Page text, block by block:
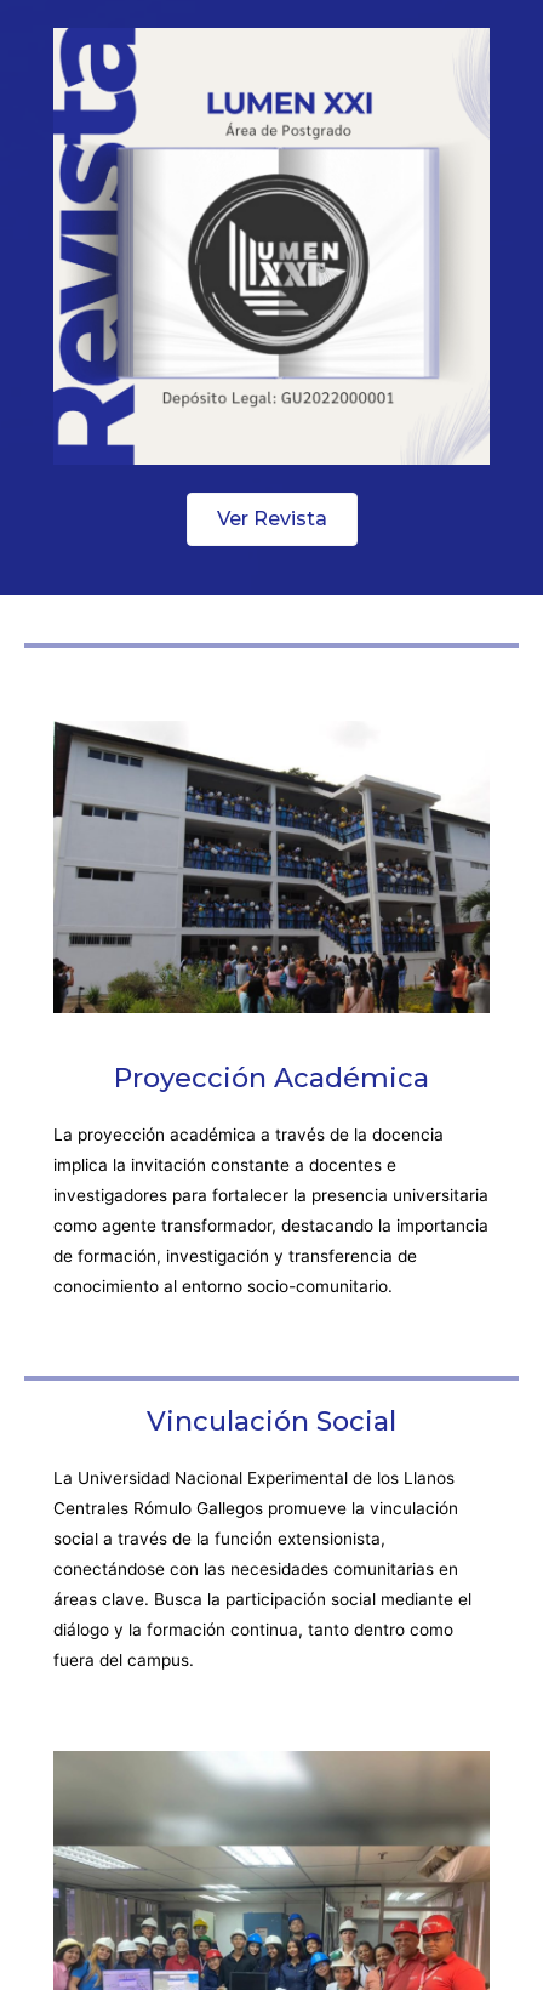
Ver Revista
Proyección Académica
La proyección académica a través de la docencia
implica la invitación constante a docentes e
investigadores para fortalecer la presencia universitaria
como agente transformador, destacando la importancia
de formación, investigación y transferencia de
conocimiento al entorno socio-comunitario.
Vinculación Social
La Universidad Nacional Experimental de los Llanos
Centrales Rómulo Gallegos promueve la vinculación
social a través de la función extensionista,
conectándose con las necesidades comunitarias en
áreas clave. Busca la participación social mediante el
diálogo y la formación continua, tanto dentro como
fuera del campus.